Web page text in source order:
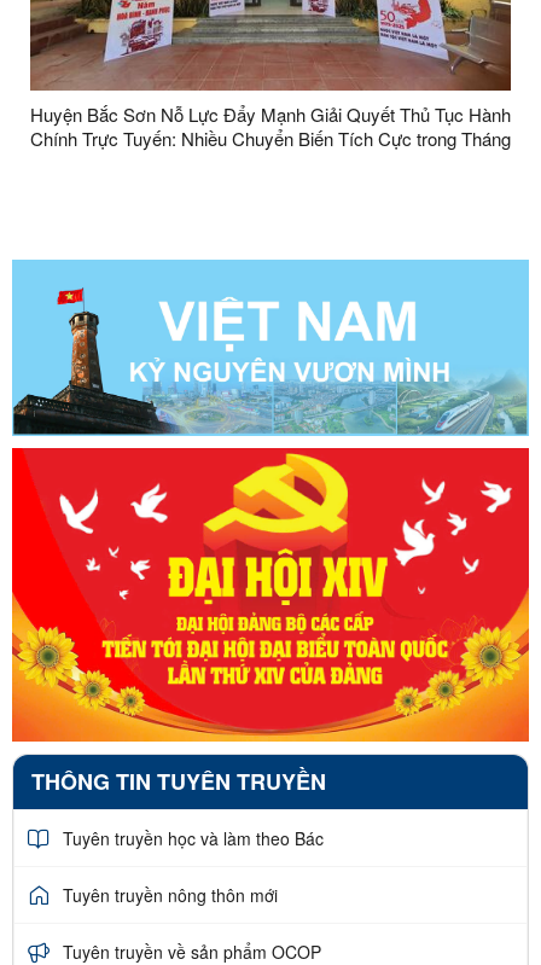
Huyện Bắc Sơn Nỗ Lực Đẩy Mạnh Giải Quyết Thủ Tục Hành
Chính Trực Tuyến: Nhiều Chuyển Biến Tích Cực trong Tháng
THÔNG TIN TUYÊN TRUYỀN
Tuyên truyền học và làm theo Bác
Tuyên truyền nông thôn mới
Tuyên truyền về sản phẩm OCOP